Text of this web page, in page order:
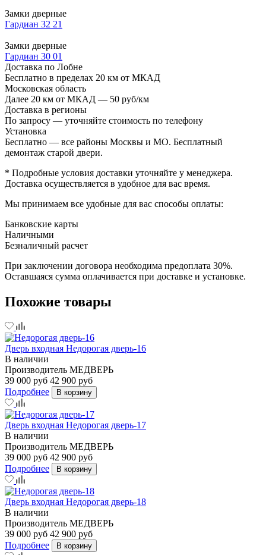
Замки дверные
Гардиан 32 21
Замки дверные
Гардиан 30 01
Доставка по Лобне
Бесплатно в пределах 20 км от МКАД
Московская область
Далее 20 км от МКАД — 50 руб/км
Доставка в регионы
По запросу — уточняйте стоимость по телефону
Установка
Бесплатно — все районы Москвы и МО. Бесплатный
демонтаж старой двери.
* Подробные условия доставки уточняйте у менеджера.
Доставка осуществляется в удобное для вас время.
Мы принимаем все удобные для вас способы оплаты:
Банковские карты
Наличными
Безналичный расчет
При заключении договора необходима предоплата 30%.
Оставшаяся сумма оплачивается при доставке и установке.
Похожие товары
Дверь входная Недорогая дверь-16
В наличии
Производитель МЕДВЕРЬ
39 000 руб 42 900 руб
Подробнее
В корзину
Дверь входная Недорогая дверь-17
В наличии
Производитель МЕДВЕРЬ
39 000 руб 42 900 руб
Подробнее
В корзину
Дверь входная Недорогая дверь-18
В наличии
Производитель МЕДВЕРЬ
39 000 руб 42 900 руб
Подробнее
В корзину